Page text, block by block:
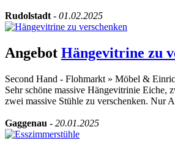
Rudolstadt - 01.02.2025
Angebot Hängevitrine zu
Second Hand - Flohmarkt » Möbel &
Sehr schöne massive Hängevitrinie Eiche,
zwei massive Stühle zu verschenken. Nur
Gaggenau - 20.01.2025